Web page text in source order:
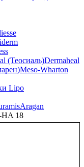
(Теосиаль)Dermaheal
Meso-Wharton
Lipo
Aragan
HA 18